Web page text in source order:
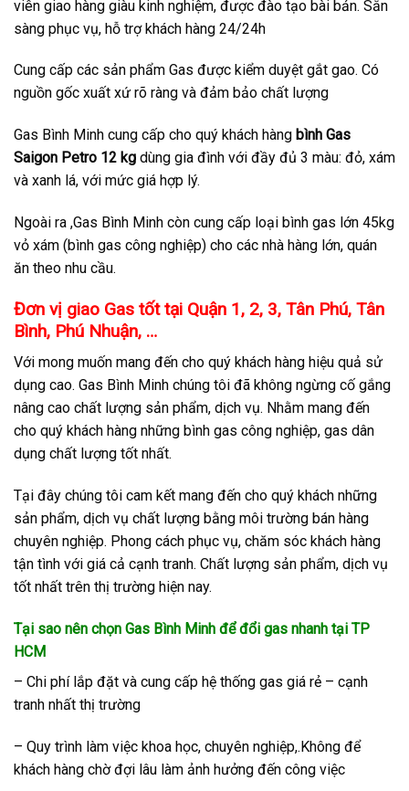
viên giao hàng giàu kinh nghiệm, được đào tạo bài bản. Sẵn
sàng phục vụ, hỗ trợ khách hàng 24/24h
Cung cấp các sản phẩm Gas được kiểm duyệt gắt gao. Có
nguồn gốc xuất xứ rõ ràng và đảm bảo chất lượng
Gas Bình Minh cung cấp cho quý khách hàng bình Gas
Saigon Petro 12 kg dùng gia đình với đầy đủ 3 màu: đỏ, xám
và xanh lá, với mức giá hợp lý.
Ngoài ra ,Gas Bình Minh còn cung cấp loại bình gas lớn 45kg
vỏ xám (bình gas công nghiệp) cho các nhà hàng lớn, quán
ăn theo nhu cầu.
Đơn vị giao Gas tốt tại Quận 1, 2, 3, Tân Phú, Tân
Bình, Phú Nhuận, …
Với mong muốn mang đến cho quý khách hàng hiệu quả sử
dụng cao. Gas Bình Minh chúng tôi đã không ngừng cố gắng
nâng cao chất lượng sản phẩm, dịch vụ. Nhằm mang đến
cho quý khách hàng những bình gas công nghiệp, gas dân
dụng chất lượng tốt nhất.
Tại đây chúng tôi cam kết mang đến cho quý khách những
sản phẩm, dịch vụ chất lượng bằng môi trường bán hàng
chuyên nghiệp. Phong cách phục vụ, chăm sóc khách hàng
tận tình với giá cả cạnh tranh. Chất lượng sản phẩm, dịch vụ
tốt nhất trên thị trường hiện nay.
Tại sao nên chọn Gas Bình Minh để đổi gas nhanh tại TP
HCM
– Chi phí lắp đặt và cung cấp hệ thống gas giá rẻ – cạnh
tranh nhất thị trường
– Quy trình làm việc khoa học, chuyên nghiệp,.Không để
khách hàng chờ đợi lâu làm ảnh hưởng đến công việc